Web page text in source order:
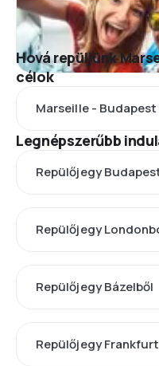
Hová repüljünk
célok
Marseille - Budapest
Legnépszerűbb
Repülőjegy
Repülőjegy
Repülőjegy Bázelből
Repülőjegy